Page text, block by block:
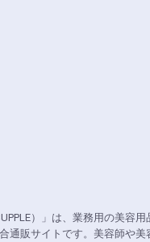
）」は、業務用の美容用
通販サイトです。美容師や美